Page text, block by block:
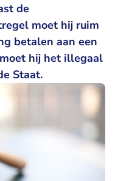
de
moet hij ruim
betalen aan een
hij het illegaal
Staat.